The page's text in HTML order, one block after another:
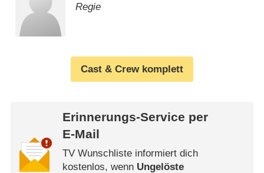
Regie
Cast & Crew komplett
Erinnerungs-Service per
E-Mail
TV Wunschliste informiert dich
kostenlos, wenn Ungelöste